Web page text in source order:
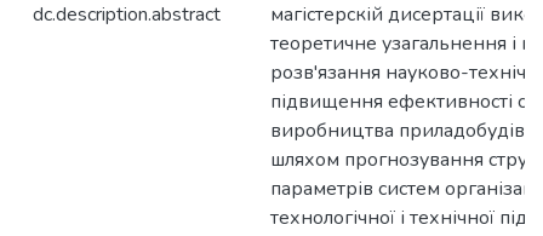
dc.description.abstract
магістерскій дисертації
теоретичне узагальнення і
розв'язання науково-
підвищення ефективності
виробництва
шляхом прогнозування
параметрів систем
технологічної і технічної